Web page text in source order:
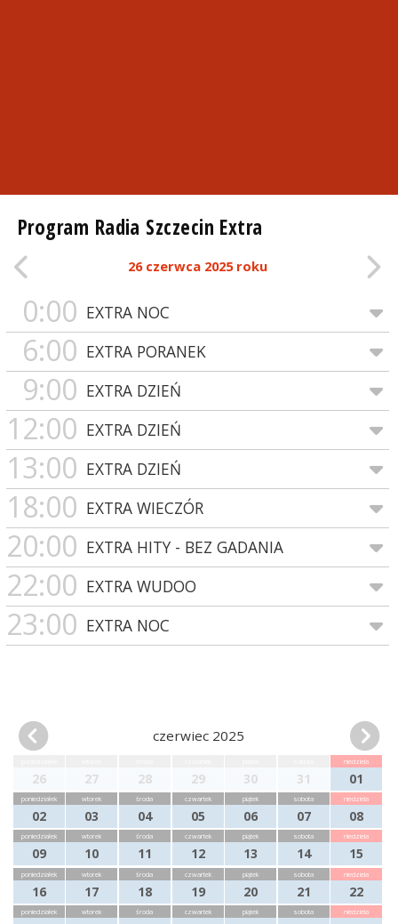
Program Radia Szczecin Extra
26 czerwca 2025 roku
0:00 EXTRA NOC
6:00 EXTRA PORANEK
9:00 EXTRA DZIEŃ
12:00 EXTRA DZIEŃ
13:00 EXTRA DZIEŃ
18:00 EXTRA WIECZÓR
20:00 EXTRA HITY - BEZ GADANIA
22:00 EXTRA WUDOO
23:00 EXTRA NOC
czerwiec 2025
26 27 28 29 30 31
niedziela
01
poniedziałek
02
wtorek
03
środa
04
czwartek
05
piątek
06
sobota
07
niedziela
08
poniedziałek
09
wtorek
10
środa
11
czwartek
12
piątek
13
sobota
14
niedziela
15
poniedziałek
16
wtorek
17
środa
18
czwartek
19
piątek
20
sobota
21
niedziela
22
poniedziałek wtorek środa czwartek piątek sobota niedziela